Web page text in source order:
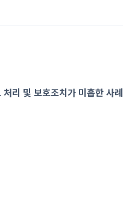
처리 및 보호조치가 미흡한 사례